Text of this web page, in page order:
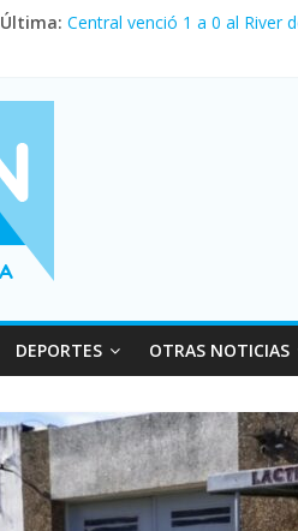
Última: Central venció 1 a 0 al River
Vacaciones de invierno con
Fuerte caída de la venta de
DEPORTES OTRAS NOTICIAS